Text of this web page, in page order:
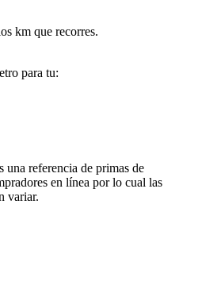
km que recorres.
para tu:
una referencia de primas de
en línea por lo cual las
variar.